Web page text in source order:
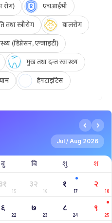
रोग)
एचआईभी
तथा स्त्रीरोग
बालरोग
(डिप्रेसन, एन्जाइटी)
मुख तथा दन्त स्वास्थ्य
हेपटाइटिस
Jul / Aug 2026
बु बि शु श
३१
15
३२
16
१
17
२
18
६
22
७
23
८
24
९
25